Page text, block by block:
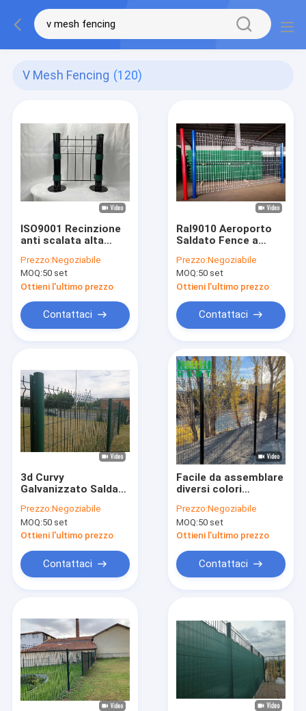
V Mesh Fencing (120)
ISO9001 Recinzione
anti scalata alta
reticolare anti
arrampicata tipo I
Prezzo:Negoziabile
MOQ:50 set
Ottieni l'ultimo prezzo
Contattaci
Ral9010 Aeroporto
Saldato Fence a
55*200mm Rivestito
in PVC
Prezzo:Negoziabile
MOQ:50 set
Ottieni l'ultimo prezzo
Contattaci
3d Curvy
Galvanizzato Saldato
Recinzione 3D
triangolo maglia
Prezzo:Negoziabile
MOQ:50 set
Ottieni l'ultimo prezzo
Contattaci
Facile da assemblare
diversi colori
sicurezza decorativa
in polvere rivestito V
mesh Fence pannello
Prezzo:Negoziabile
MOQ:50 set
Ottieni l'ultimo prezzo
Contattaci